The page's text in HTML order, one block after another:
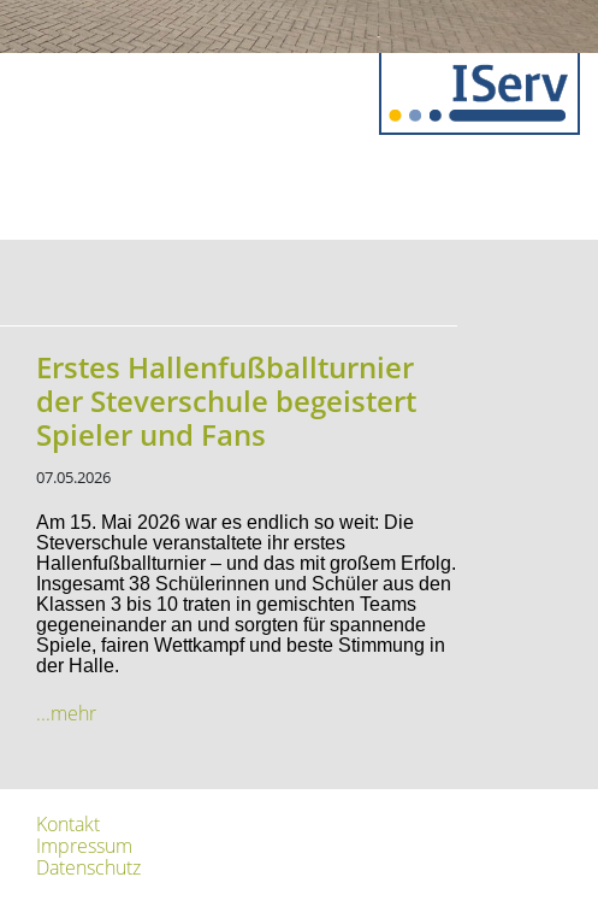
Erstes Hallenfußballturnier
der Steverschule begeistert
Spieler und Fans
07.05.2026
Am 15. Mai 2026 war es endlich so weit: Die
Steverschule veranstaltete ihr erstes
Hallenfußballturnier – und das mit großem Erfolg.
Insgesamt 38 Schülerinnen und Schüler aus den
Klassen 3 bis 10 traten in gemischten Teams
gegeneinander an und sorgten für spannende
Spiele, fairen Wettkampf und beste Stimmung in
der Halle.
...mehr
Kontakt
Impressum
Datenschutz